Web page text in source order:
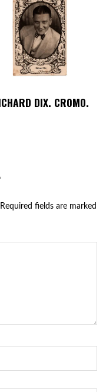
DIX. CROMO.
Required fields are marked